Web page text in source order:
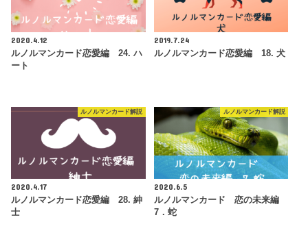
2020.4.12
ルノルマンカード恋愛編 24. ハ
ート
2019.7.24
ルノルマンカード恋愛編 18. 犬
ルノルマンカード解説
2020.4.17
ルノルマンカード恋愛編 28. 紳
士
ルノルマンカード解説
2020.6.5
ルノルマンカード 恋の未来編
7．蛇